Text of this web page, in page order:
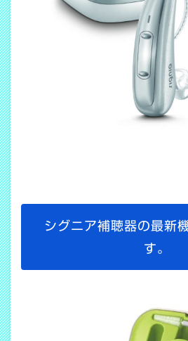
シグニア補聴器の最新
す。